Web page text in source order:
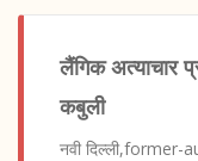
लैंगिक अत्याचार
कबुली
नवी